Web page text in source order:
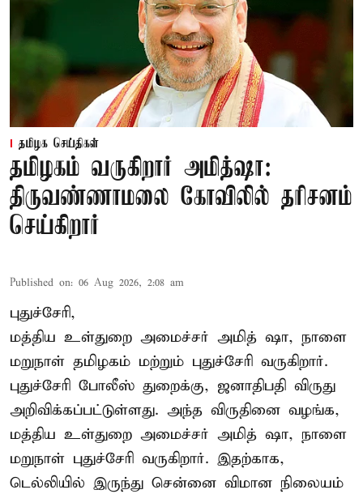
தமிழக செய்திகள்
தமிழகம் வருகிறார் அமித்ஷா:
திருவண்ணாமலை கோவிலில் தரிசனம்
செய்கிறார்
Published on: 06 Aug 2026, 2:08 am
புதுச்சேரி,
மத்திய உள்துறை அமைச்சர் அமித் ஷா, நாளை
மறுநாள் தமிழகம் மற்றும் புதுச்சேரி வருகிறார்.
புதுச்சேரி போலீஸ் துறைக்கு, ஜனாதிபதி விருது
அறிவிக்கப்பட்டுள்ளது. அந்த விருதினை வழங்க,
மத்திய உள்துறை அமைச்சர் அமித் ஷா, நாளை
மறுநாள் புதுச்சேரி வருகிறார். இதற்காக,
டெல்லியில் இருந்து சென்னை விமான நிலையம்